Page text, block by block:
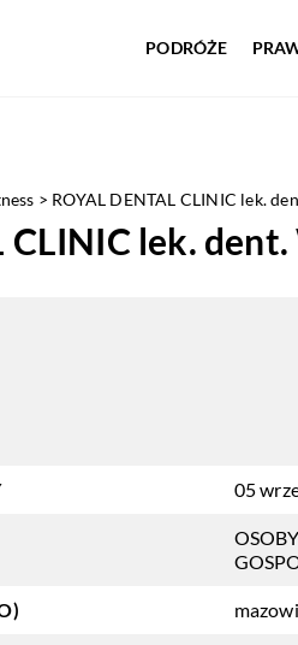
PODRÓŻE
> ROYAL DENTAL CLINIC lek.
CLINIC lek.
05